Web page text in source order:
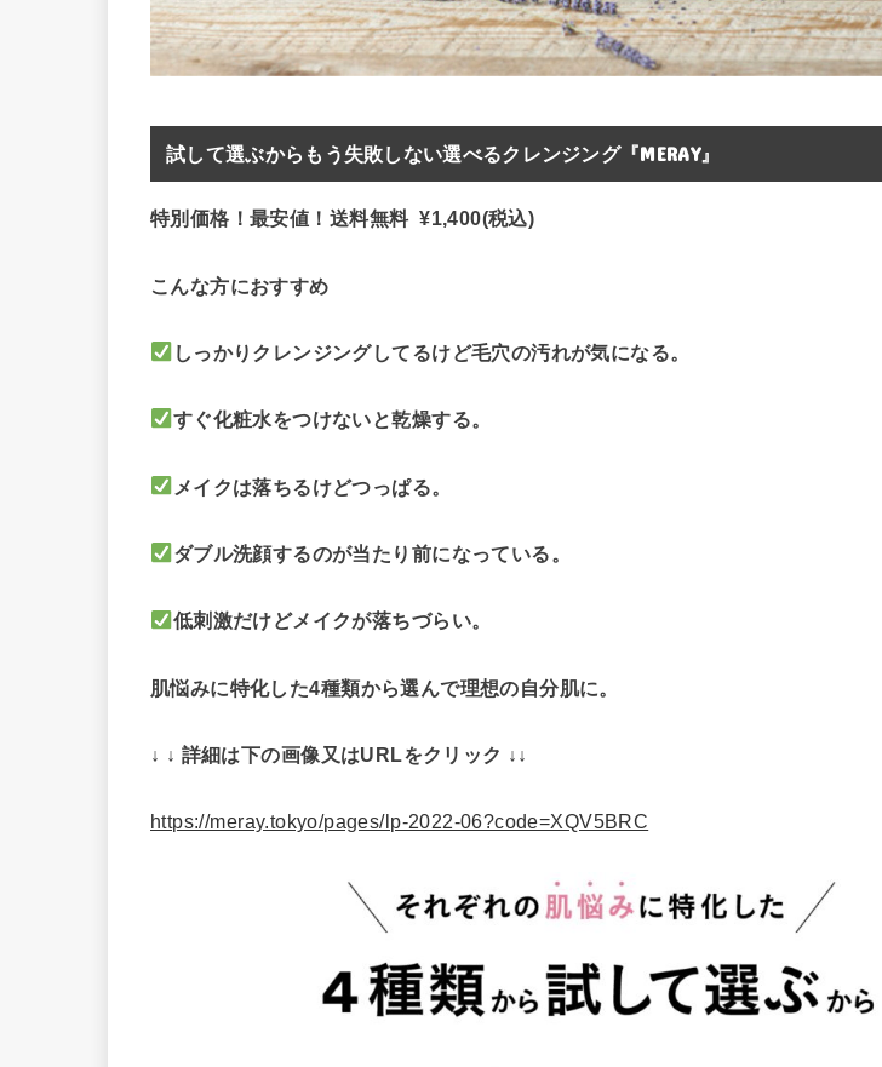
試して選ぶからもう失敗しない選べるクレンジング『MERAY』
特別価格！最安値！送料無料 ¥1,400(税込)
こんな方におすすめ
しっかりクレンジングしてるけど毛穴の汚れが気になる。
すぐ化粧水をつけないと乾燥する。
メイクは落ちるけどつっぱる。
ダブル洗顔するのが当たり前になっている。
低刺激だけどメイクが落ちづらい。
肌悩みに特化した4種類から選んで理想の自分肌に。
↓ ↓ 詳細は下の画像又はURLをクリック ↓↓
https://meray.tokyo/pages/lp-2022-06?code=XQV5BRC